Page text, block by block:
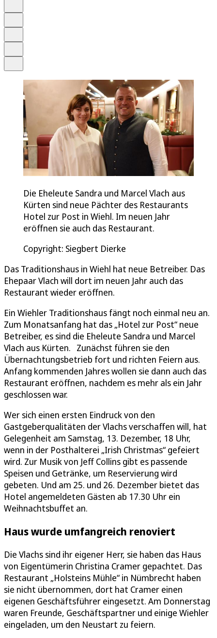
Die Eheleute Sandra und Marcel Vlach aus
Kürten sind neue Pächter des Restaurants
Hotel zur Post in Wiehl. Im neuen Jahr
eröffnen sie auch das Restaurant.
Copyright: Siegbert Dierke
Das Traditionshaus in Wiehl hat neue Betreiber. Das
Ehepaar Vlach will dort im neuen Jahr auch das
Restaurant wieder eröffnen.
Ein Wiehler Traditionshaus fängt noch einmal neu an.
Zum Monatsanfang hat das „Hotel zur Post“ neue
Betreiber, es sind die Eheleute Sandra und Marcel
Vlach aus Kürten. Zunächst führen sie den
Übernachtungsbetrieb fort und richten Feiern aus.
Anfang kommenden Jahres wollen sie dann auch das
Restaurant eröffnen, nachdem es mehr als ein Jahr
geschlossen war.
Wer sich einen ersten Eindruck von den
Gastgeberqualitäten der Vlachs verschaffen will, hat
Gelegenheit am Samstag, 13. Dezember, 18 Uhr,
wenn in der Posthalterei „Irish Christmas“ gefeiert
wird. Zur Musik von Jeff Collins gibt es passende
Speisen und Getränke, um Reservierung wird
gebeten. Und am 25. und 26. Dezember bietet das
Hotel angemeldeten Gästen ab 17.30 Uhr ein
Weihnachtsbuffet an.
Haus wurde umfangreich renoviert
Die Vlachs sind ihr eigener Herr, sie haben das Haus
von Eigentümerin Christina Cramer gepachtet. Das
Restaurant „Holsteins Mühle“ in Nümbrecht haben
sie nicht übernommen, dort hat Cramer einen
eigenen Geschäftsführer eingesetzt. Am Donnerstag
waren Freunde, Geschäftspartner und einige Wiehler
eingeladen, um den Neustart zu feiern.